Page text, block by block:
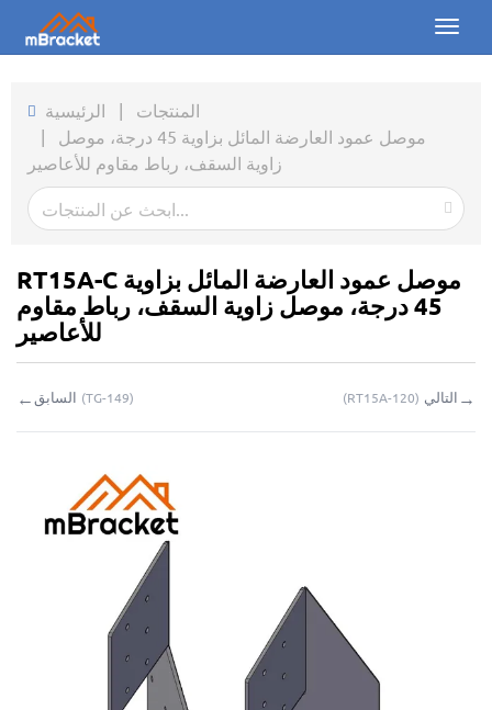
Toggle
المنتجات
من نحن
التحميلات
استفساراتي
الرئيسية | المنتجات
| موصل عمود العارضة المائل بزاوية 45 درجة، موصل
زاوية السقف، رباط مقاوم للأعاصير
RT15A-C موصل عمود العارضة المائل بزاوية
45 درجة، موصل زاوية السقف، رباط مقاوم
للأعاصير
← السابق (TG-149) (RT15A-120) التالي →